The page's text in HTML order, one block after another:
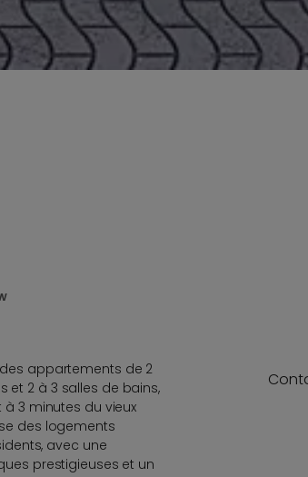
appartements de 2
et 2 à 3 salles de bains,
3 minutes du vieux
des logements
avec une
prestigieuses et un